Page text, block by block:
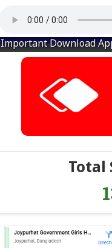
Important Download
Total